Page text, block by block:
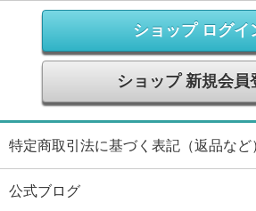
ショップ ログイ
ショップ 新規会員
特定商取引法に基づく表記（返品など
公式ブログ